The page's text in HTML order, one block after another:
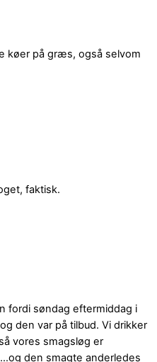
køer på græs, også selvom
faktisk.
fordi søndag eftermiddag i
den var på tilbud. Vi drikker
vores smagsløg er
den smagte anderledes